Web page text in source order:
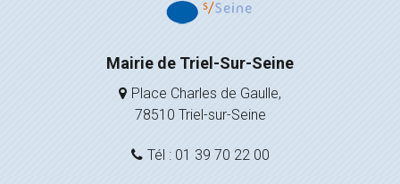
Mairie de Triel-Sur-Seine
Place Charles de Gaulle,
78510 Triel-sur-Seine
Tél : 01 39 70 22 00